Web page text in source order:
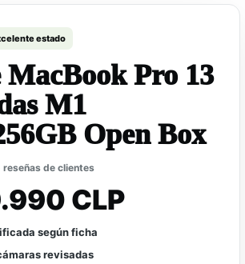
estado
Pro 13
M1
Open Box
reseñas de clientes
CLP
según ficha
revisadas